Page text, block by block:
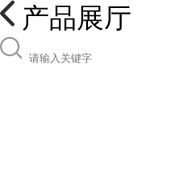
产品展厅